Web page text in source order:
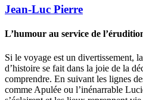
Jean-Luc Pierre
L’humour au service de
Si le voyage est un divertissement,
d’histoire se fait dans la joie de la
comprendre. En suivant les lignes
comme Apulée ou l’inénarrable